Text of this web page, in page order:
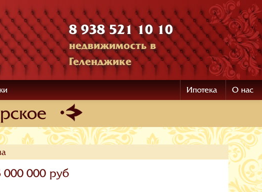
8 938 521 10 10
недвижимость в
Геленджике
О нас
Ипотека
000 000 руб